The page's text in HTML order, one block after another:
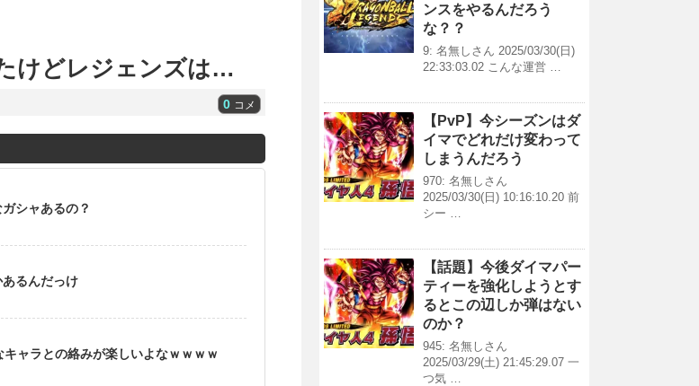
けどレジェンズは…
0 コメ
シャあるの？
あるんだっけ
ャラとの絡みが楽しいよなｗｗｗｗ
ンスをやるんだろう
な？？
9: 名無しさん 2025/03/30(日)
22:33:03.02 こんな運営 …
【PvP】今シーズンはダ
イマでどれだけ変わって
しまうんだろう
970: 名無しさん
2025/03/30(日) 10:16:10.20 前
シー …
【話題】今後ダイマパー
ティーを強化しようとす
るとこの辺しか弾はない
のか？
945: 名無しさん
2025/03/29(土) 21:45:29.07 一
つ気 …